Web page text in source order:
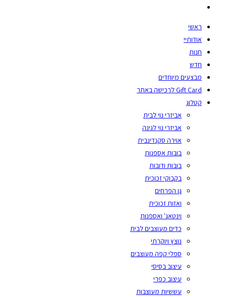
ראשי
אודותיי
חנות
חדש
מבצעים מיוחדים
Gift Card לרכישה באתר
קטלוג
אביזרי נוי לבית
אביזרי נוי לגינה
אוירה סקנדינבית
בובות אספנות
בובות ודובות
בקבוקי זכוכית
גן הפרחים
ואזות זכוכית
וינטאג' ואספנות
כדים מעוצבים לבית
נוצץ ויוקרתי
ספלי קפה מעוצבים
עיצוב בסיסי
עיצוב כפרי
עששיות מעוצבות